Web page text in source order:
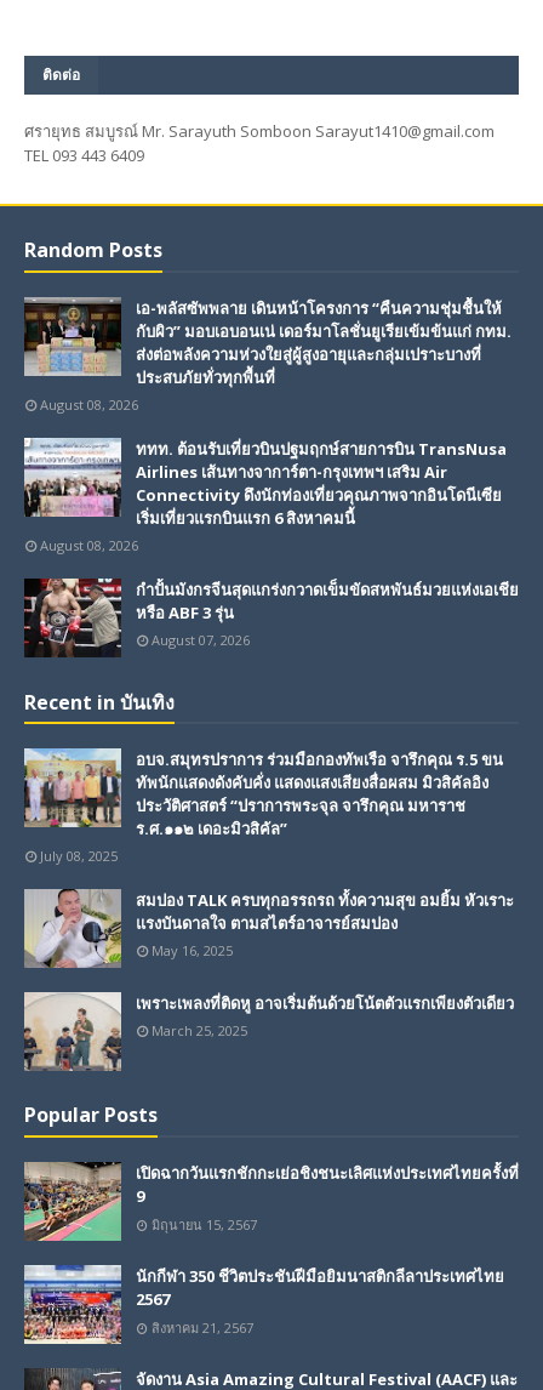
ติดต่อ
ศรายุทธ สมบูรณ์ Mr. Sarayuth Somboon Sarayut1410@gmail.com
TEL 093 443 6409
Random Posts
เอ-พลัสซัพพลาย เดินหน้าโครงการ “คืนความชุ่มชื้นให้
กับผิว” มอบเอบอนเน่ เดอร์มาโลชั่นยูเรียเข้มข้นแก่ กทม.
ส่งต่อพลังความห่วงใยสู่ผู้สูงอายุและกลุ่มเปราะบางที่
ประสบภัยทั่วทุกพื้นที่
August 08, 2026
ททท. ต้อนรับเที่ยวบินปฐมฤกษ์สายการบิน TransNusa
Airlines เส้นทางจาการ์ตา-กรุงเทพฯ เสริม Air
Connectivity ดึงนักท่องเที่ยวคุณภาพจากอินโดนีเซีย
เริ่มเที่ยวแรกบินแรก 6 สิงหาคมนี้
August 08, 2026
กำปั้นมังกรจีนสุดแกร่งกวาดเข็มขัดสหพันธ์มวยแห่งเอเชีย
หรือ ABF 3 รุ่น
August 07, 2026
Recent in บันเทิง
อบจ.สมุทรปราการ ร่วมมือกองทัพเรือ จารึกคุณ ร.5 ขน
ทัพนักแสดงดังคับคั่ง แสดงแสงเสียงสื่อผสม มิวสิคัลอิง
ประวัติศาสตร์ “ปราการพระจุล จารึกคุณ มหาราช
ร.ศ.๑๑๒ เดอะมิวสิคัล”
July 08, 2025
สมปอง TALK ครบทุกอรรถรถ ทั้งความสุข อมยิ้ม หัวเราะ
แรงบันดาลใจ ตามสไตร์อาจารย์สมปอง
May 16, 2025
เพราะเพลงที่ติดหู อาจเริ่มต้นด้วยโน้ตตัวแรกเพียงตัวเดียว
March 25, 2025
Popular Posts
เปิดฉากวันแรกชักกะเย่อชิงชนะเลิศแห่งประเทศไทยครั้งที่
9
มิถุนายน 15, 2567
นักกีฬา 350 ชีวิตประชันฝีมือยิมนาสติกลีลาประเทศไทย
2567
สิงหาคม 21, 2567
จัดงาน Asia Amazing Cultural Festival (AACF) และ